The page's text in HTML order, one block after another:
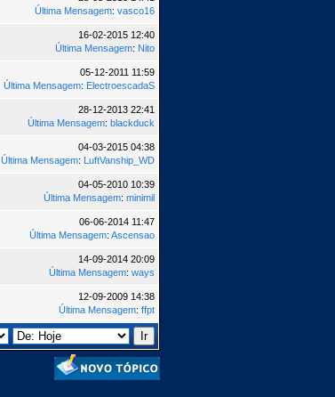
Última Mensagem: vasco16
16-02-2015 12:40
Última Mensagem: Nito
05-12-2011 11:59
Última Mensagem: ElectroescadaS
28-12-2013 22:41
Última Mensagem: blackduck
04-03-2015 04:38
Última Mensagem: LuftVanship_WD
04-05-2010 10:39
Última Mensagem: minimil
06-06-2014 11:47
Última Mensagem: Ascensao
14-09-2014 20:09
Última Mensagem: ways
12-09-2009 14:38
Última Mensagem: ffpt